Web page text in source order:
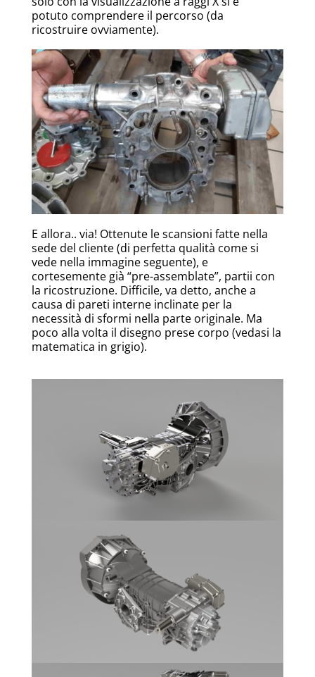
potuto comprendere il percorso (da
ricostruire ovviamente).
E allora.. via! Ottenute le scansioni fatte nella
sede del cliente (di perfetta qualità come si
vede nella immagine seguente), e
cortesemente già “pre-assemblate”, partii con
la ricostruzione. Difficile, va detto, anche a
causa di pareti interne inclinate per la
necessità di sformi nella parte originale. Ma
poco alla volta il disegno prese corpo (vedasi la
matematica in grigio).